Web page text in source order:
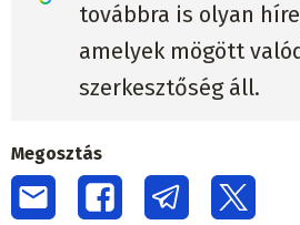
továbbra is olyan
amelyek mögött
szerkesztőség áll.
Megosztás